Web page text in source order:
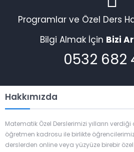
Programlar ve Özel Ders
Bilgi Almak İçin Bizi
0532 682
Hakkımızda
Matematik Özel Derslerimizi yılların
öğretmen kadrosu ile birlikte
derslerden online veya yüzyüze birebir